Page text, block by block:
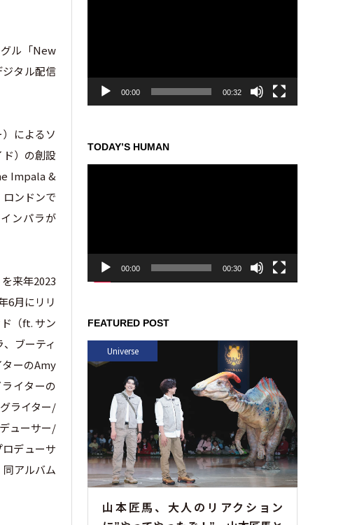
ル「New
タル配信
によるソ
）の創設
Impala &
ンドンで
ンパラが
来年2023
6月にリリ
（ft. サン
ブーティ
ーのAmy
イターの
ライター/
ューサー/
デューサ
アルバム
00:00 00:32
TODAY’S HUMAN
00:00 00:30
FEATURED POST
Universe
山本匠馬、大人のリアクション